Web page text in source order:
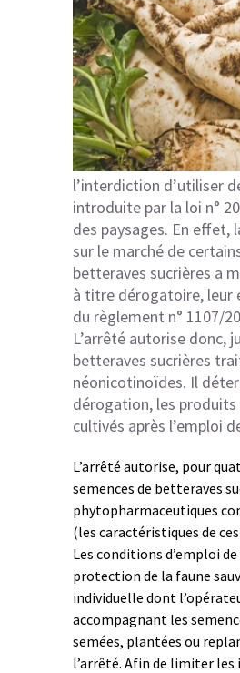
l’interdiction d’utiliser
introduite par la loi n°
des paysages. En effet,
sur le marché de
betteraves sucrières a
à titre dérogatoire, leur
du règlement n° 1107/
L’arrêté autorise donc,
betteraves sucrières
néonicotinoïdes. Il
dérogation, les
cultivés après l’emploi
L’arrêté autorise, pour
semences de betteraves
phytopharmaceutiques
(les caractéristiques de
Les conditions d’emploi
protection de la faune
individuelle dont
accompagnant les
semées, plantées ou
l’arrêté. Afin de limiter les